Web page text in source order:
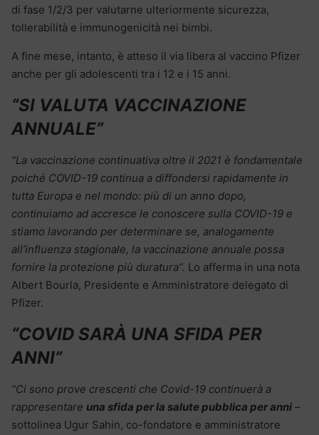
di fase 1/2/3 per valutarne ulteriormente sicurezza,
tollerabilità e immunogenicità nei bimbi.
A fine mese, intanto, è atteso il via libera al vaccino Pfizer
anche per gli adolescenti tra i 12 e i 15 anni.
“SI VALUTA VACCINAZIONE
ANNUALE”
“La vaccinazione continuativa oltre il 2021 è fondamentale
poiché COVID-19 continua a diffondersi rapidamente in
tutta Europa e nel mondo: più di un anno dopo,
continuiamo ad accresce le conoscere sulla COVID-19 e
stiamo lavorando per determinare se, analogamente
all’influenza stagionale, la vaccinazione annuale possa
fornire la protezione più duratura”. Lo afferma in una nota
Albert Bourla, Presidente e Amministratore delegato di
Pfizer.
“COVID SARÀ UNA SFIDA PER
ANNI”
“Ci sono prove crescenti che Covid-19 continuerà a
rappresentare una sfida per la salute pubblica per anni –
sottolinea Ugur Sahin, co-fondatore e amministratore